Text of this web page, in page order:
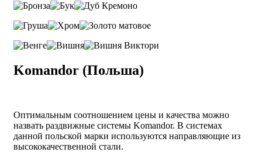
Komandor (Польша)
Оптимальным соотношением цены и качества можно
назвать раздвижные системы Komandor. В системах
данной польской марки используются направляющие из
высококачественной стали.